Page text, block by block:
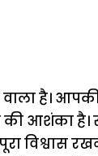
है।
आशंका है।
विश्वास